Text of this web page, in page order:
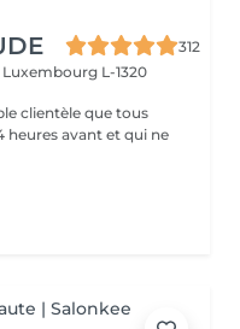
312
Luxembourg L-1320
clientèle que tous
heures avant et qui ne